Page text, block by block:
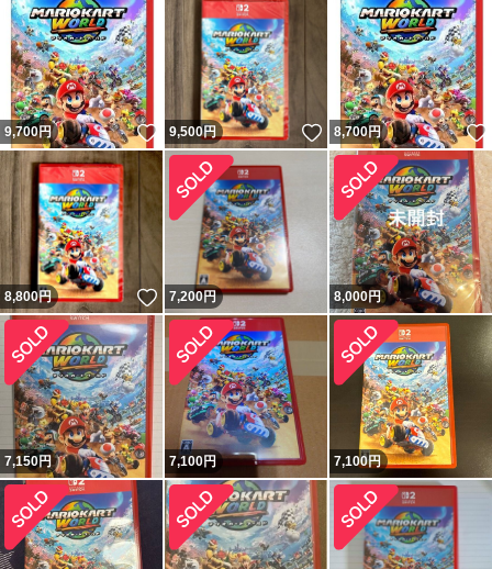
9,700円 いいね！
9,500円 いいね！
8,700円
8,800円 いいね！
7,200円 8,000円
7,150円 7,100円 7,100円